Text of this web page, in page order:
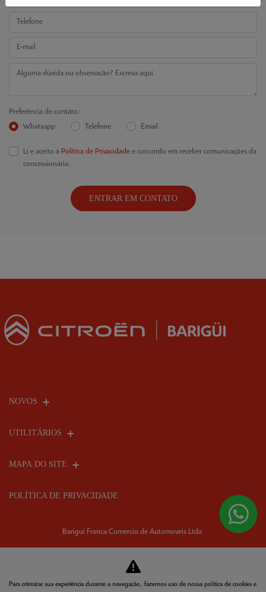
Preferência de contato:
Whatsapp
Telefone Email
Li e aceito a Política de Privacidade e concordo em receber comunicações da
concessionária.
ENTRAR EM CONTATO
NOVOS
UTILITÁRIOS
MAPA DO SITE
POLÍTICA DE PRIVACIDADE
Barigui Franca Comercio de Automoveis Ltda
Para otimizar sua experiência durante a navegação, fazemos uso de nossa política de cookies e